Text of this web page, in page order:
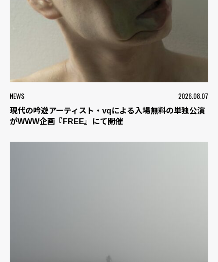
NEWS 2026.08.07
現代の吟遊アーティスト・vqによる入場無料の単独公演
がWWW企画『FREE』にて開催